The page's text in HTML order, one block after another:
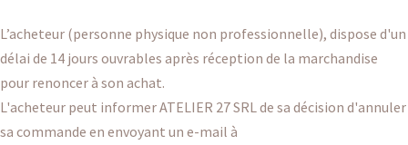
L’acheteur (personne physique non professionnelle), dispose d'un
délai de 14 jours ouvrables après réception de la marchandise
pour renoncer à son achat.
L'acheteur peut informer ATELIER 27 SRL de sa décision d'annuler
sa commande en envoyant un e-mail à